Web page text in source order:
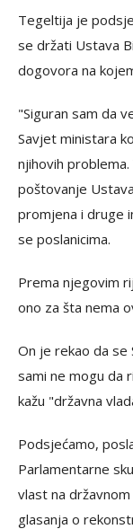
Tegeltija je
se držati Ustava
dogovora na
"Siguran sam da
Savjet ministara
njihovih
poštovanje
promjena i druge
se poslanicima.
Prema njegovim
ono za šta nema
On je rekao da
sami ne mogu da
kažu "državna
Podsjećamo,
Parlamentarne
vlast na
glasanja o